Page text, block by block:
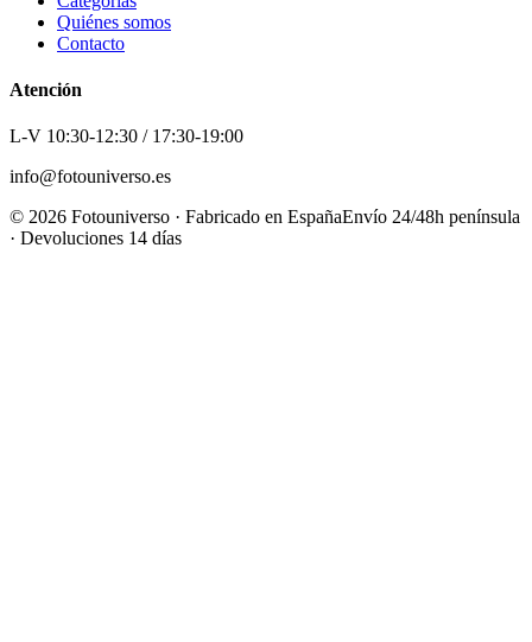
Quiénes somos
Contacto
Atención
L-V 10:30-12:30 / 17:30-19:00
info@fotouniverso.es
© 2026 Fotouniverso · Fabricado en EspañaEnvío 24/48h península
· Devoluciones 14 días